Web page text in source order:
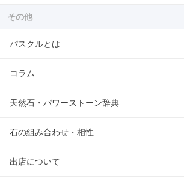
その他
パスクルとは
コラム
天然石・パワーストーン辞典
石の組み合わせ・相性
出店について